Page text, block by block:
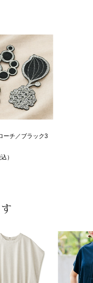
ェ
スカーフ／ス
手袋
ベルト
靴下
サングラス／
和装小物
ーチ／ブラック3
）